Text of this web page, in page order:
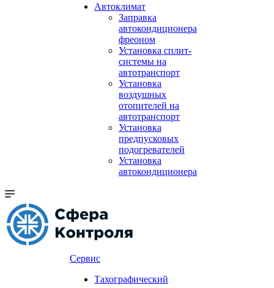
Автоклимат
Заправка
автокондиционера
фреоном
Установка сплит-
системы на
автотранспорт
Установка
воздушных
отопителей на
автотранспорт
Установка
предпусковых
подогревателей
Установка
автокондиционера
Сервис
Тахографический